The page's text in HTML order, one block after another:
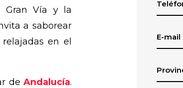
Gran Vía y la
a saborear
en el
de Andalucía.